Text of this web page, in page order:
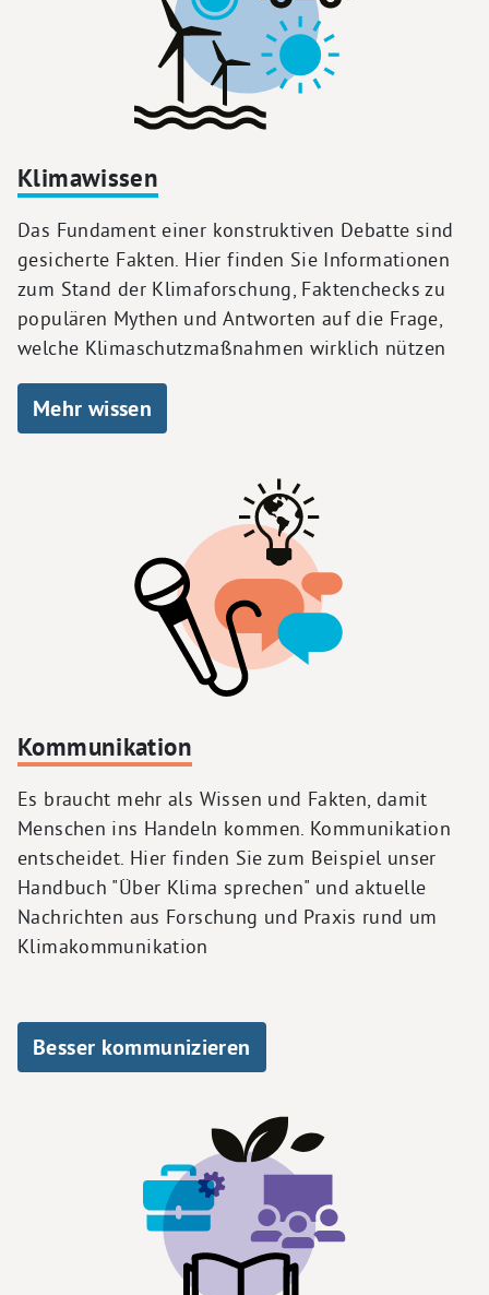
Klimawissen
Das Fundament einer konstruktiven Debatte sind
gesicherte Fakten. Hier finden Sie Informationen
zum Stand der Klimaforschung, Faktenchecks zu
populären Mythen und Antworten auf die Frage,
welche Klimaschutzmaßnahmen wirklich nützen
Mehr wissen
Kommunikation
Es braucht mehr als Wissen und Fakten, damit
Menschen ins Handeln kommen. Kommunikation
entscheidet. Hier finden Sie zum Beispiel unser
Handbuch "Über Klima sprechen" und aktuelle
Nachrichten aus Forschung und Praxis rund um
Klimakommunikation
Besser kommunizieren